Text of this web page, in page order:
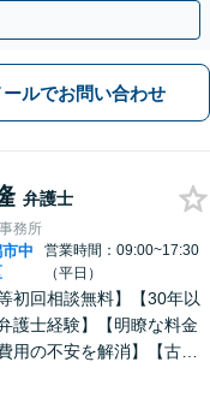
ールでお問い合わせ
弁護士
務所
中
営業時間：09:00~17:30
（平日）
初回相談無料】【30年以
護士経験】【明瞭な料金
用の不安を解消】【古町